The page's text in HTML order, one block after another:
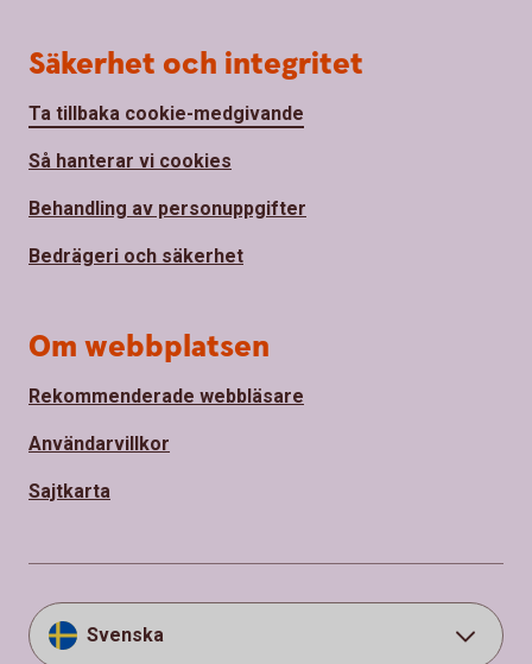
Säkerhet och integritet
Ta tillbaka cookie-medgivande
Så hanterar vi cookies
Behandling av personuppgifter
Bedrägeri och säkerhet
Om webbplatsen
Rekommenderade webbläsare
Användarvillkor
Sajtkarta
Svenska